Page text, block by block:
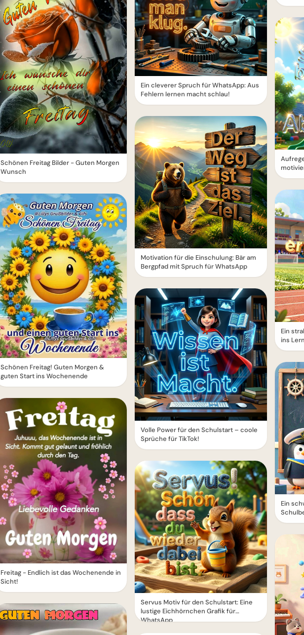
Schönen Freitag Bilder - Guten Morgen
Wunsch
Schönen Freitag! Guten Morgen &
guten Start ins Wochenende
Freitag - Endlich ist das Wochenende in
Sicht!
Ein cleverer Spruch für WhatsApp: Aus
Fehlern lernen macht schlau!
Motivation für die Einschulung: Bär am
Bergpfad mit Spruch für WhatsApp
Volle Power für den Schulstart – coole
Sprüche für TikTok!
Servus Motiv für den Schulstart: Eine
lustige Eichhörnchen Grafik für
WhatsApp
Ein
ins
Ein